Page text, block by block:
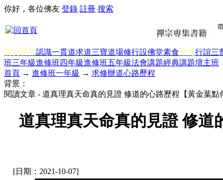
你好，各位佛友 登錄 註冊 搜索
前賢著作認識一貫道求道三寶道場修行設佛堂素食顯化行誼三
班三年級進修班四年級進修班五年級法會講題經典講題壇主班
首頁 → 進修班一年級 → 求修辦道心路歷程
背景：
閱讀文章 - 道真理真天命真的見證 修道的心路歷程【黃金葉點
道真理真天命真的見證 修道
[日期：2021-10-07]